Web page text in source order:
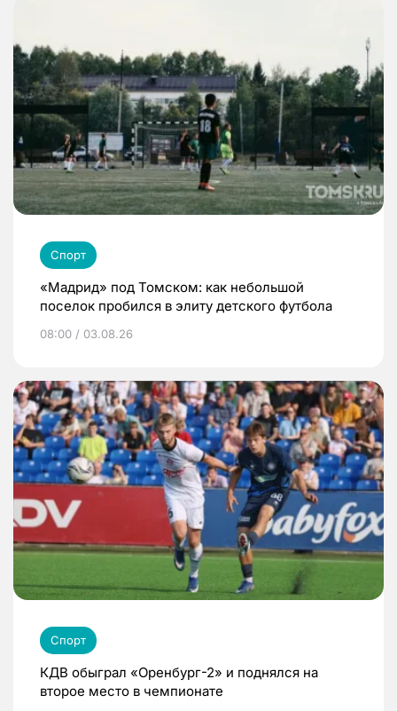
Спорт
«Мадрид» под Томском: как небольшой
поселок пробился в элиту детского футбола
08:00 / 03.08.26
Спорт
КДВ обыграл «Оренбург-2» и поднялся на
второе место в чемпионате